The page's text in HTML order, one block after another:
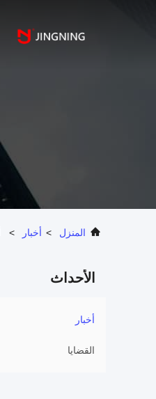
المنزل > أخبار >
الأحداث
أخبار
القضايا